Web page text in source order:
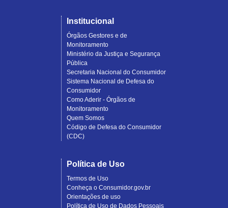
Institucional
Órgãos Gestores e de
Monitoramento
Ministério da Justiça e Segurança
Pública
Secretaria Nacional do Consumidor
Sistema Nacional de Defesa do
Consumidor
Como Aderir - Órgãos de
Monitoramento
Quem Somos
Código de Defesa do Consumidor
(CDC)
Política de Uso
Termos de Uso
Conheça o Consumidor.gov.br
Orientações de uso
Política de Uso de Dados Pessoais